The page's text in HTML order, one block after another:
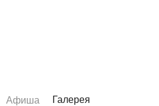
Афиша Галерея